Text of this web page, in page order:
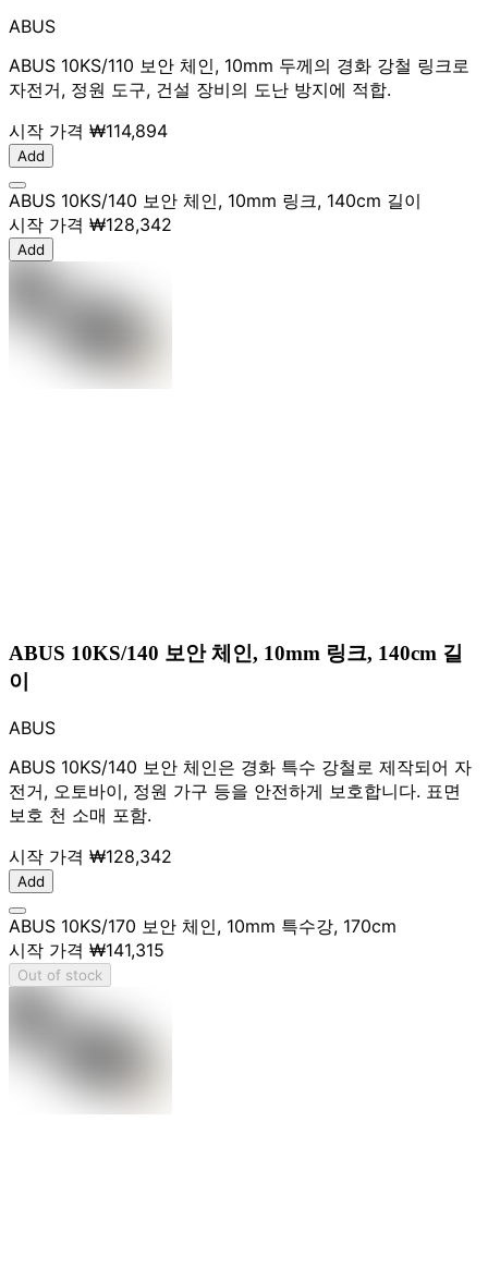
ABUS
ABUS 10KS/110 보안 체인, 10mm 두께의 경화 강철 링크로
자전거, 정원 도구, 건설 장비의 도난 방지에 적합.
시작 가격 ₩114,894
Add
ABUS 10KS/140 보안 체인, 10mm 링크, 140cm 길이
시작 가격 ₩128,342
Add
ABUS 10KS/140 보안 체인, 10mm 링크, 140cm 길
이
ABUS
ABUS 10KS/140 보안 체인은 경화 특수 강철로 제작되어 자
전거, 오토바이, 정원 가구 등을 안전하게 보호합니다. 표면
보호 천 소매 포함.
시작 가격 ₩128,342
Add
ABUS 10KS/170 보안 체인, 10mm 특수강, 170cm
시작 가격 ₩141,315
Out of stock